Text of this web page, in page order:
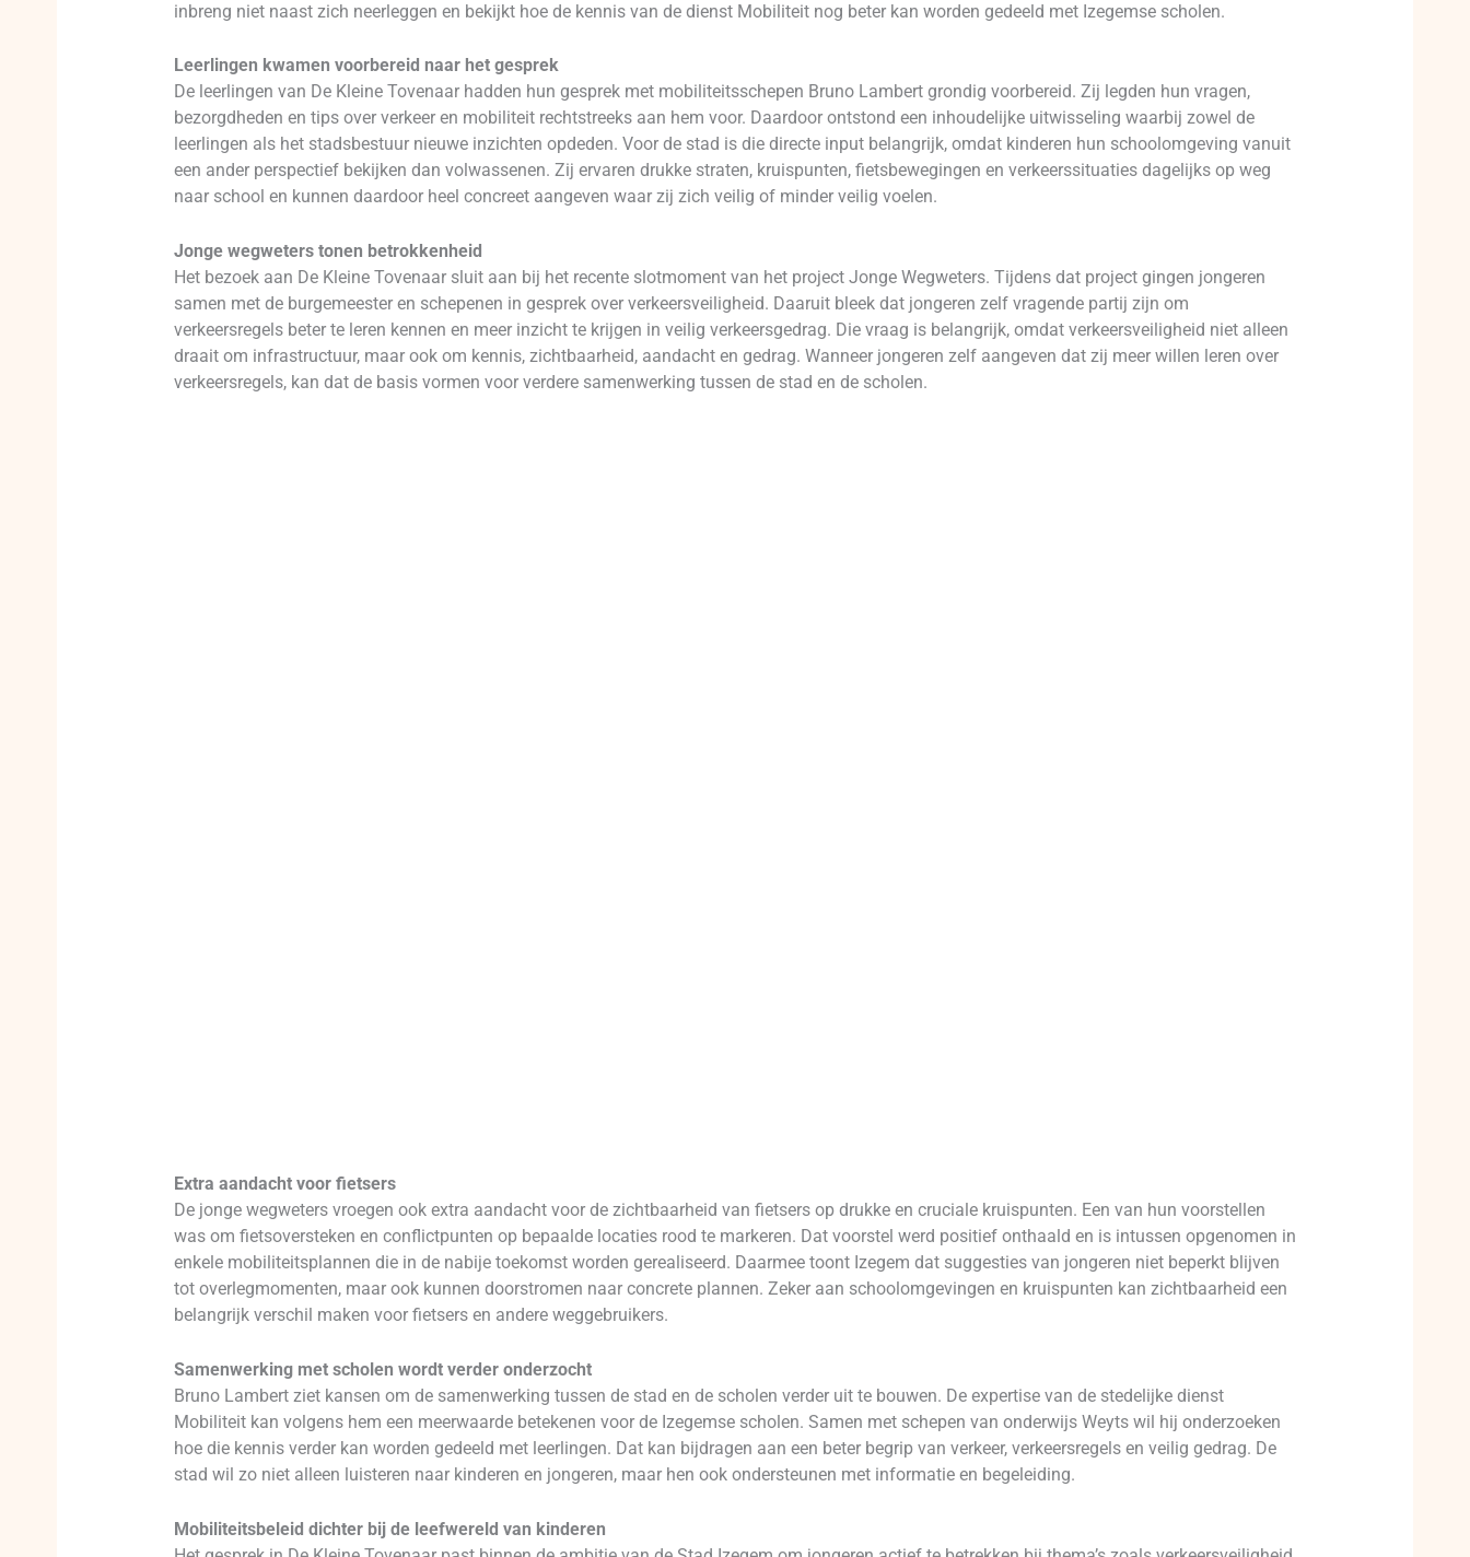
inbreng niet naast zich neerleggen en bekijkt hoe de kennis van de dienst Mobiliteit nog beter kan worden gedeeld met Izegemse scholen.
Leerlingen kwamen voorbereid naar het gesprek
De leerlingen van De Kleine Tovenaar hadden hun gesprek met mobiliteitsschepen Bruno Lambert grondig voorbereid. Zij legden hun vragen,
bezorgdheden en tips over verkeer en mobiliteit rechtstreeks aan hem voor. Daardoor ontstond een inhoudelijke uitwisseling waarbij zowel de
leerlingen als het stadsbestuur nieuwe inzichten opdeden. Voor de stad is die directe input belangrijk, omdat kinderen hun schoolomgeving vanuit
een ander perspectief bekijken dan volwassenen. Zij ervaren drukke straten, kruispunten, fietsbewegingen en verkeerssituaties dagelijks op weg
naar school en kunnen daardoor heel concreet aangeven waar zij zich veilig of minder veilig voelen.
Jonge wegweters tonen betrokkenheid
Het bezoek aan De Kleine Tovenaar sluit aan bij het recente slotmoment van het project Jonge Wegweters. Tijdens dat project gingen jongeren
samen met de burgemeester en schepenen in gesprek over verkeersveiligheid. Daaruit bleek dat jongeren zelf vragende partij zijn om
verkeersregels beter te leren kennen en meer inzicht te krijgen in veilig verkeersgedrag. Die vraag is belangrijk, omdat verkeersveiligheid niet alleen
draait om infrastructuur, maar ook om kennis, zichtbaarheid, aandacht en gedrag. Wanneer jongeren zelf aangeven dat zij meer willen leren over
verkeersregels, kan dat de basis vormen voor verdere samenwerking tussen de stad en de scholen.
Extra aandacht voor fietsers
De jonge wegweters vroegen ook extra aandacht voor de zichtbaarheid van fietsers op drukke en cruciale kruispunten. Een van hun voorstellen
was om fietsoversteken en conflictpunten op bepaalde locaties rood te markeren. Dat voorstel werd positief onthaald en is intussen opgenomen in
enkele mobiliteitsplannen die in de nabije toekomst worden gerealiseerd. Daarmee toont Izegem dat suggesties van jongeren niet beperkt blijven
tot overlegmomenten, maar ook kunnen doorstromen naar concrete plannen. Zeker aan schoolomgevingen en kruispunten kan zichtbaarheid een
belangrijk verschil maken voor fietsers en andere weggebruikers.
Samenwerking met scholen wordt verder onderzocht
Bruno Lambert ziet kansen om de samenwerking tussen de stad en de scholen verder uit te bouwen. De expertise van de stedelijke dienst
Mobiliteit kan volgens hem een meerwaarde betekenen voor de Izegemse scholen. Samen met schepen van onderwijs Weyts wil hij onderzoeken
hoe die kennis verder kan worden gedeeld met leerlingen. Dat kan bijdragen aan een beter begrip van verkeer, verkeersregels en veilig gedrag. De
stad wil zo niet alleen luisteren naar kinderen en jongeren, maar hen ook ondersteunen met informatie en begeleiding.
Mobiliteitsbeleid dichter bij de leefwereld van kinderen